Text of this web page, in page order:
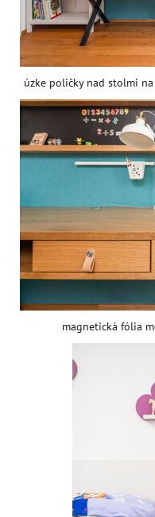
úzke poličky nad stolmi
magnetická fólia